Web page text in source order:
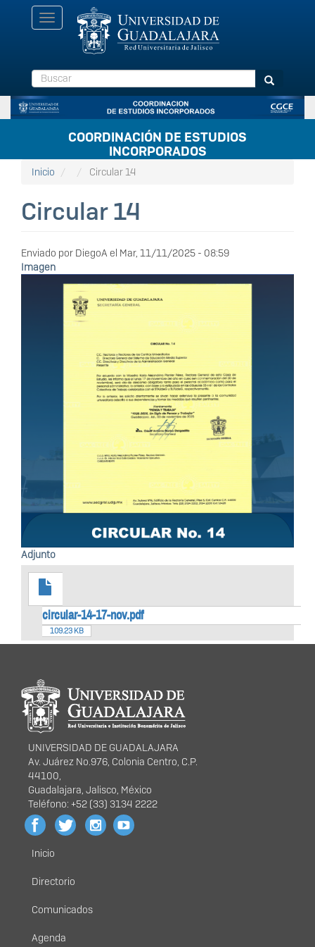
Toggle
navigation
Buscar Buscar
COORDINACIÓN DE ESTUDIOS
INCORPORADOS
Inicio Circular 14
Circular 14
Enviado por DiegoA el Mar, 11/11/2025 - 08:59
Imagen
Adjunto
circular-14-17-nov.pdf
109.23 KB
Información del
portal
UNIVERSIDAD DE GUADALAJARA
Av. Juárez No.976, Colonia Centro, C.P.
44100,
Guadalajara, Jalisco, México
Teléfono: +52 (33) 3134 2222
Menú
principal
Inicio
Directorio
Comunicados
Agenda